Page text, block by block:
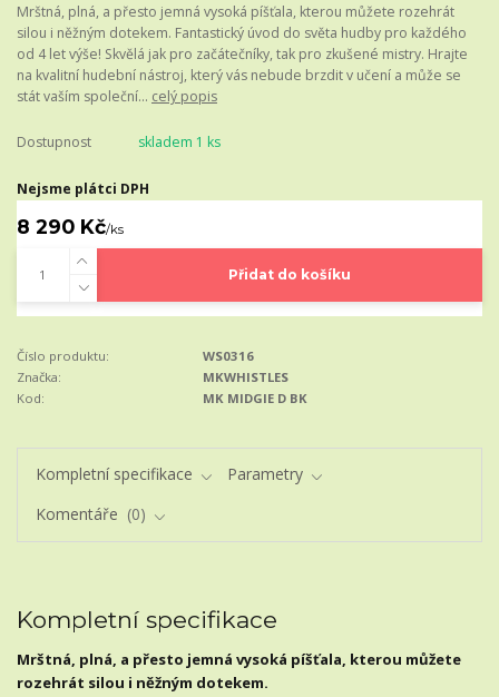
Mrštná, plná, a přesto jemná vysoká píšťala, kterou můžete rozehrát
silou i něžným dotekem. Fantastický úvod do světa hudby pro každého
od 4 let výše! Skvělá jak pro začátečníky, tak pro zkušené mistry. Hrajte
na kvalitní hudební nástroj, který vás nebude brzdit v učení a může se
stát vaším společní... celý popis
Dostupnost skladem 1 ks
Nejsme plátci DPH
8 290 Kč/ks
Přidat do košíku
Číslo produktu:
WS0316
Značka:
MKWHISTLES
Kod:
MK MIDGIE D BK
Kompletní specifikace
Parametry
Komentáře
0
Kompletní specifikace
Mrštná, plná, a přesto jemná vysoká píšťala, kterou můžete
rozehrát silou i něžným dotekem.